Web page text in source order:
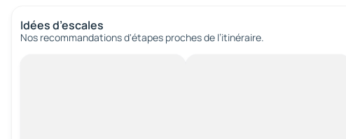
Idées d’escales
Nos recommandations d'étapes proches de l’itinéraire.